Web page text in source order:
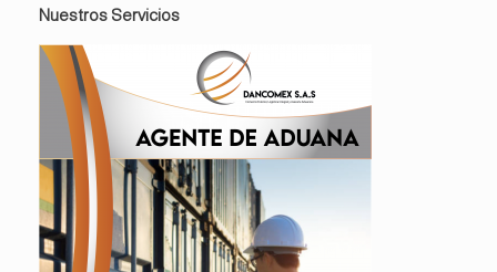
Nuestros Servicios